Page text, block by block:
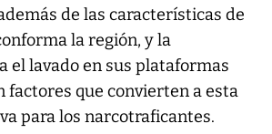
de las características de
la región, y la
el lavado en sus plataformas
factores que convierten a esta
para los narcotraficantes.